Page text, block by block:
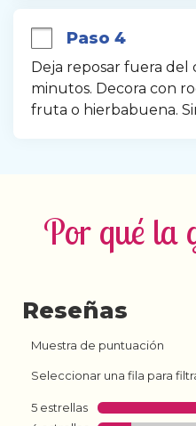
Paso 4
Deja reposar fuera del
minutos. Decora con
fruta o hierbabuena.
Por qué la